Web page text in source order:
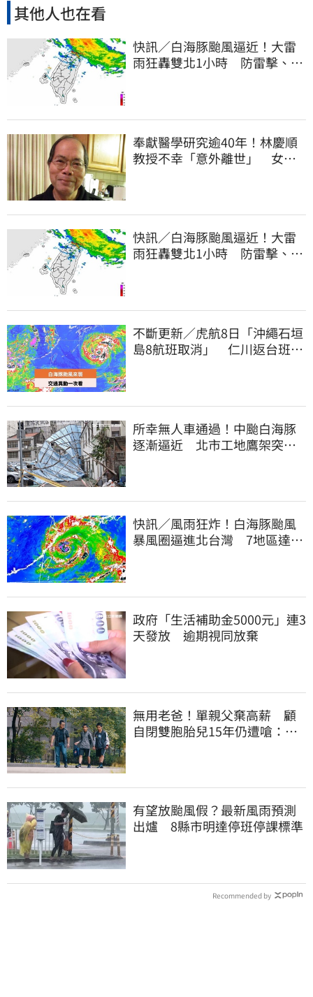
其他人也在看
快訊／白海豚颱風逼近！大雷
雨狂轟雙北1小時 防雷擊、強
奉獻醫學研究逾40年！林慶順
教授不幸「意外離世」 女兒
快訊／白海豚颱風逼近！大雷
雨狂轟雙北1小時 防雷擊、強
不斷更新／虎航8日「沖繩石垣
島8航班取消」 仁川返台班機
所幸無人車通過！中颱白海豚
逐漸逼近 北市工地鷹架突倒
快訊／風雨狂炸！白海豚颱風
暴風圈逼進北台灣 7地區達停
政府「生活補助金5000元」連3
天發放 逾期視同放棄
無用老爸！單親父棄高薪 顧
自閉雙胞胎兒15年仍遭嗆：怎
有望放颱風假？最新風雨預測
出爐 8縣市明達停班停課標準
Recommended by